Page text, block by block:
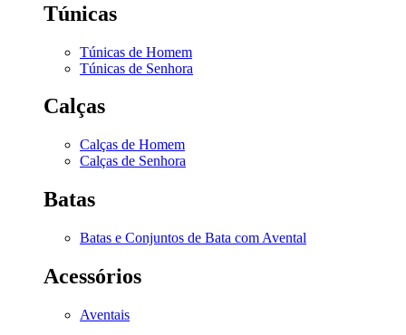
Túnicas
Túnicas de Homem
Túnicas de Senhora
Calças
Calças de Homem
Calças de Senhora
Batas
Batas e Conjuntos de Bata com Avental
Acessórios
Aventais